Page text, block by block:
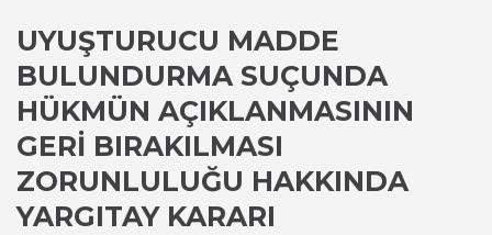
UYUŞTURUCU MADDE
BULUNDURMA SUÇUNDA
HÜKMÜN AÇIKLANMASININ
GERI BIRAKILMASI
ZORUNLULUĞU HAKKINDA
YARGITAY KARARI